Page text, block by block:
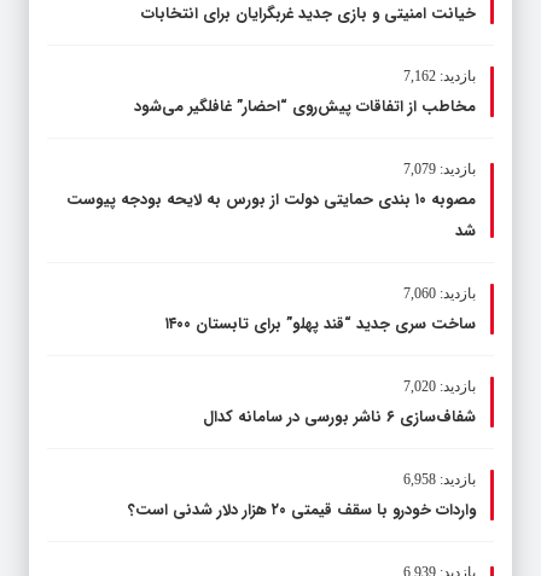
خیانت امنیتی و بازی جدید غربگرایان برای انتخابات
بازدید: 7,162
مخاطب از اتفاقات پیش‌روی “احضار” غافلگیر می‌شود
بازدید: 7,079
مصوبه ۱۰ بندی حمایتی دولت از بورس به لایحه بودجه پیوست
شد
بازدید: 7,060
ساخت سری جدید “قند پهلو” برای تابستان ۱۴۰۰
بازدید: 7,020
شفاف‌سازی ۶ ناشر بورسی در سامانه کدال
بازدید: 6,958
واردات خودرو با سقف قیمتی ۲۰ هزار دلار شدنی است؟
بازدید: 6,939